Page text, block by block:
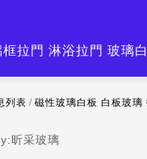
拉門 淋浴拉門 玻璃
列表 / 磁性玻璃白板 白板玻璃
昕采玻璃